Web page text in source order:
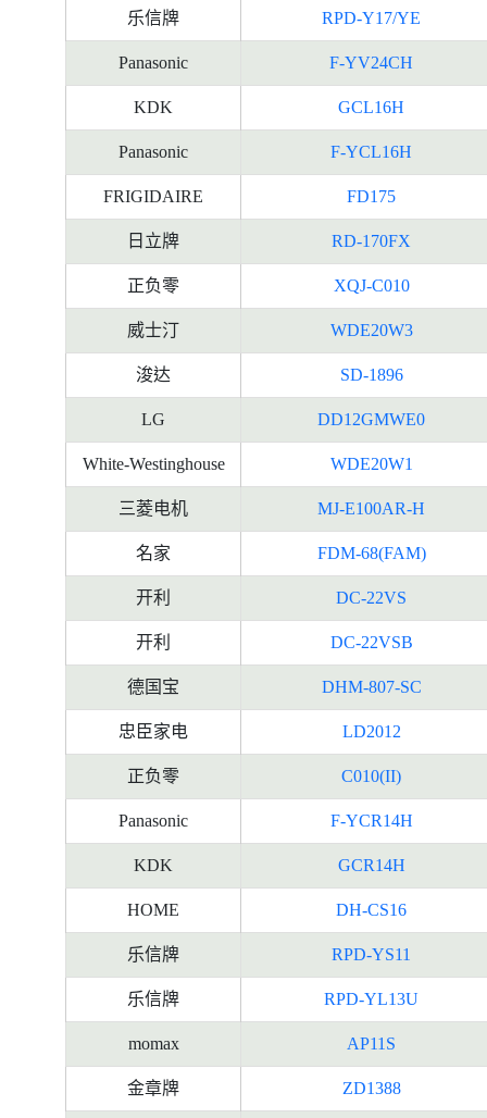
乐信牌 RPD-Y17/YE
Panasonic F-YV24CH
KDK GCL16H
Panasonic F-YCL16H
FRIGIDAIRE FD175
日立牌 RD-170FX
正负零 XQJ-C010
威士汀 WDE20W3
浚达 SD-1896
LG DD12GMWE0
White-Westinghouse WDE20W1
三菱电机 MJ-E100AR-H
名家 FDM-68(FAM)
开利 DC-22VS
开利 DC-22VSB
德国宝 DHM-807-SC
忠臣家电 LD2012
正负零 C010(II)
Panasonic F-YCR14H
KDK GCR14H
HOME DH-CS16
乐信牌 RPD-YS11
乐信牌 RPD-YL13U
momax AP11S
金章牌 ZD1388